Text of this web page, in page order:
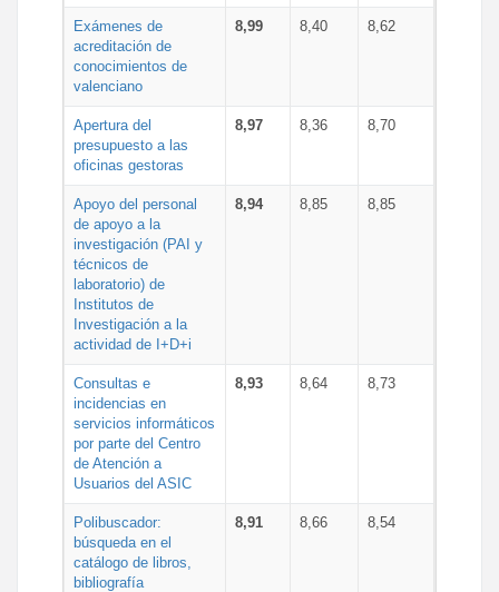
Exámenes de
acreditación de
conocimientos de
valenciano
8,99 8,40 8,62
Apertura del
presupuesto a las
oficinas gestoras
8,97 8,36 8,70
Apoyo del personal
de apoyo a la
investigación (PAI y
técnicos de
laboratorio) de
Institutos de
Investigación a la
actividad de I+D+i
8,94 8,85 8,85
Consultas e
incidencias en
servicios informáticos
por parte del Centro
de Atención a
Usuarios del ASIC
8,93 8,64 8,73
Polibuscador:
búsqueda en el
catálogo de libros,
bibliografía
8,91 8,66 8,54